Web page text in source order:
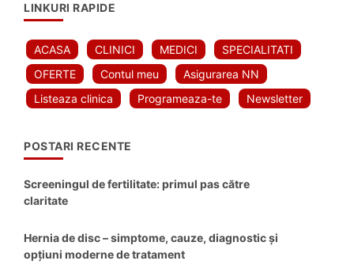
LINKURI RAPIDE
ACASA CLINICI MEDICI
SPECIALITATI
OFERTE
Contul meu
Asigurarea NN
Listeaza clinica
Programeaza-te Newsletter
POSTARI RECENTE
Screeningul de fertilitate: primul pas către
claritate
Hernia de disc – simptome, cauze, diagnostic și
opțiuni moderne de tratament